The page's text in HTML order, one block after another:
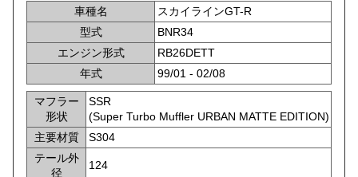
車種名
スカイラインGT-R
型式
BNR34
エンジン形式
RB26DETT
年式
99/01 - 02/08
マフラー
形状
SSR
(Super Turbo Muffler URBAN MATTE EDITION)
主要材質
S304
テール外
径
124